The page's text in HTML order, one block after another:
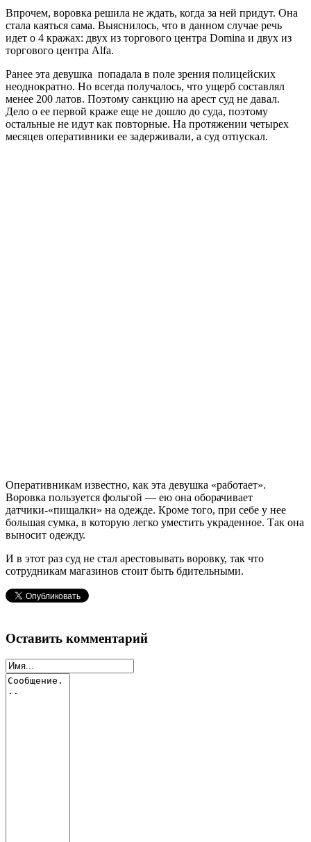
Впрочем, воровка решила не ждать, когда за ней придут. Она
стала каяться сама. Выяснилось, что в данном случае речь
идет о 4 кражах: двух из торгового центра Domina и двух из
торгового центра Alfa.
Ранее эта девушка попадала в поле зрения полицейских
неоднократно. Но всегда получалось, что ущерб составлял
менее 200 латов. Поэтому санкцию на арест суд не давал.
Дело о ее первой краже еще не дошло до суда, поэтому
остальные не идут как повторные. На протяжении четырех
месяцев оперативники ее задерживали, а суд отпускал.
Оперативникам известно, как эта девушка «работает».
Воровка пользуется фольгой — ею она оборачивает
датчики-«пищалки» на одежде. Кроме того, при себе у нее
большая сумка, в которую легко уместить украденное. Так она
выносит одежду.
И в этот раз суд не стал арестовывать воровку, так что
сотрудникам магазинов стоит быть бдительными.
Оставить комментарий